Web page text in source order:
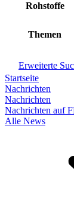
Rohstoffe
Themen
Erweiterte
Startseite
Nachrichten
Nachrichten
Nachrichten auf
Alle News